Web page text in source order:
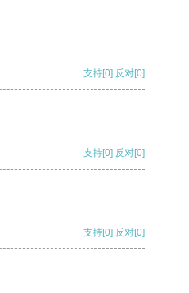
支持[0] 反对[0]
支持[0] 反对[0]
支持[0] 反对[0]